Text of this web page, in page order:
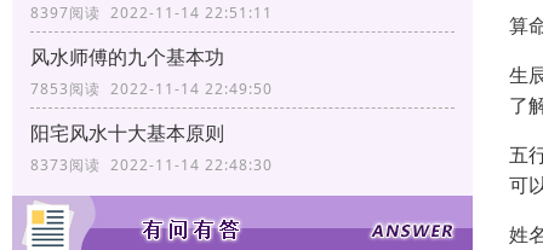
8397阅读 2022-11-14 22:51:11
风水师傅的九个基本功
7853阅读 2022-11-14 22:49:50
阳宅风水十大基本原则
8373阅读 2022-11-14 22:48:30
算
生
了
五
可
姓